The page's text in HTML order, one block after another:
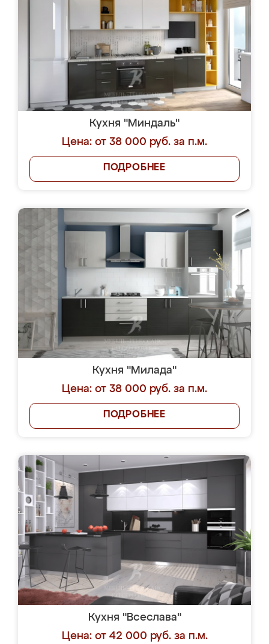
Кухня "Миндаль"
Цена: от 38 000 руб. за п.м.
ПОДРОБНЕЕ
Кухня "Милада"
Цена: от 38 000 руб. за п.м.
ПОДРОБНЕЕ
Кухня "Всеслава"
Цена: от 42 000 руб. за п.м.